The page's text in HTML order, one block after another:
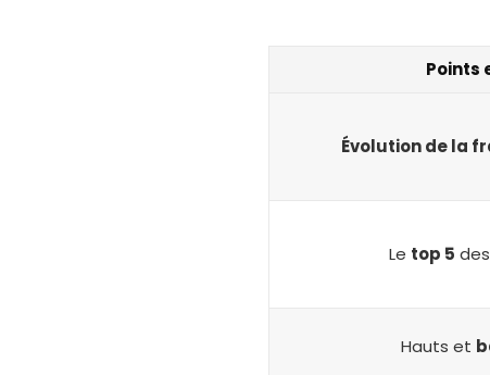
Points
Évolution de la
Le top 5
Hauts et